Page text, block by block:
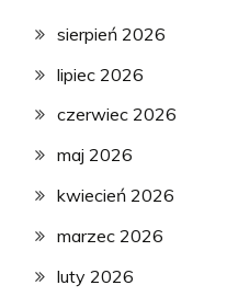
sierpień 2026
lipiec 2026
czerwiec 2026
maj 2026
kwiecień 2026
marzec 2026
luty 2026